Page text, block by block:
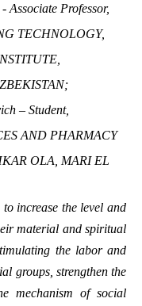
Professor,
TECHNOLOGY,
– Student,
AND PHARMACY
OLA, MARI EL
increase the level and
material and spiritual
the labor and
groups, strengthen the
mechanism of social